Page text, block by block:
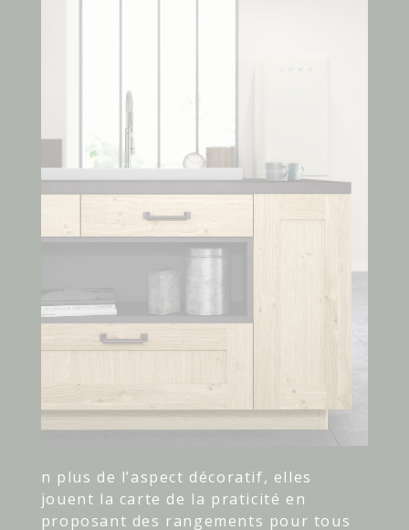
n plus de l’aspect décoratif, elles
jouent la carte de la praticité en
proposant des rangements pour tous